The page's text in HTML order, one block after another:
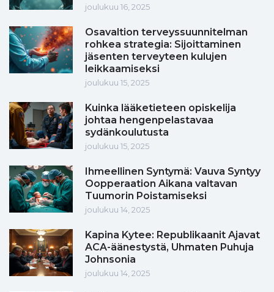
joulukuu 16, 2025
Osavaltion terveyssuunnitelman
rohkea strategia: Sijoittaminen
jäsenten terveyteen kulujen
leikkaamiseksi
joulukuu 15, 2025
Kuinka lääketieteen opiskelija
johtaa hengenpelastavaa
sydänkoulutusta
joulukuu 15, 2025
Ihmeellinen Syntymä: Vauva Syntyy
Oopperaation Aikana valtavan
Tuumorin Poistamiseksi
joulukuu 14, 2025
Kapina Kytee: Republikaanit Ajavat
ACA-äänestystä, Uhmaten Puhuja
Johnsonia
joulukuu 14, 2025